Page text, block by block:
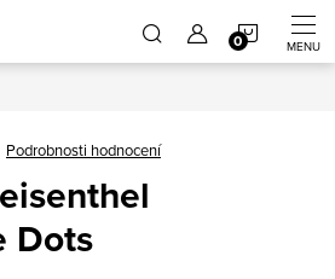
Podrobnosti hodnocení
Dots